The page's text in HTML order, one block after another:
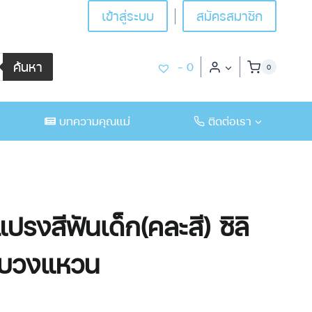
เข้าสู่ระบบ สมัครสมาชิก
ค้นหา - 0 0
บทความคุณแม่ ติดต่อเรา
ปรงสีฟันเด็ก(คละสี) ซิลิ
วงแหวน